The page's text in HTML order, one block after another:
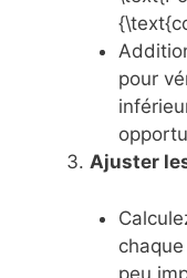
pour
Ajuster
peu